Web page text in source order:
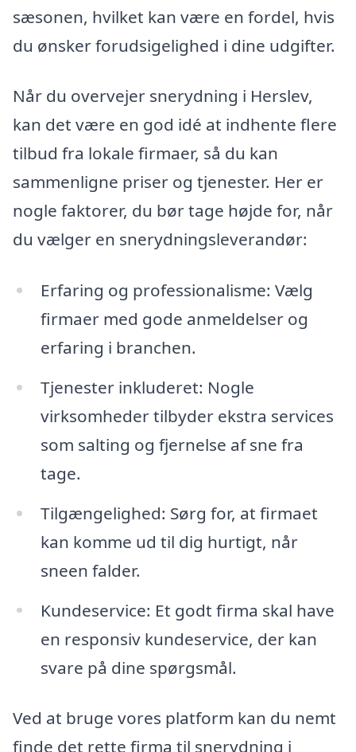
sæsonen, hvilket kan være en fordel, hvis
du ønsker forudsigelighed i dine udgifter.
Når du overvejer snerydning i Herslev,
kan det være en god idé at indhente flere
tilbud fra lokale firmaer, så du kan
sammenligne priser og tjenester. Her er
nogle faktorer, du bør tage højde for, når
du vælger en snerydningsleverandør:
Erfaring og professionalisme: Vælg
firmaer med gode anmeldelser og
erfaring i branchen.
Tjenester inkluderet: Nogle
virksomheder tilbyder ekstra services
som salting og fjernelse af sne fra
tage.
Tilgængelighed: Sørg for, at firmaet
kan komme ud til dig hurtigt, når
sneen falder.
Kundeservice: Et godt firma skal have
en responsiv kundeservice, der kan
svare på dine spørgsmål.
Ved at bruge vores platform kan du nemt
finde det rette firma til snerydning i